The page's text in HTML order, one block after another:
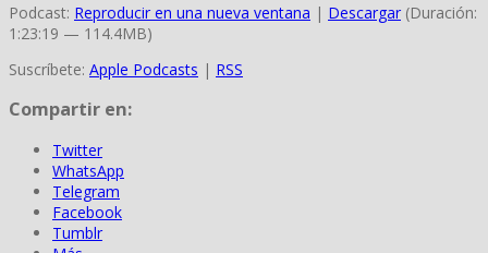
Podcast: Reproducir en una nueva ventana | Descargar (Duración:
1:23:19 — 114.4MB)
Suscríbete: Apple Podcasts | RSS
Compartir en:
Twitter
WhatsApp
Telegram
Facebook
Tumblr